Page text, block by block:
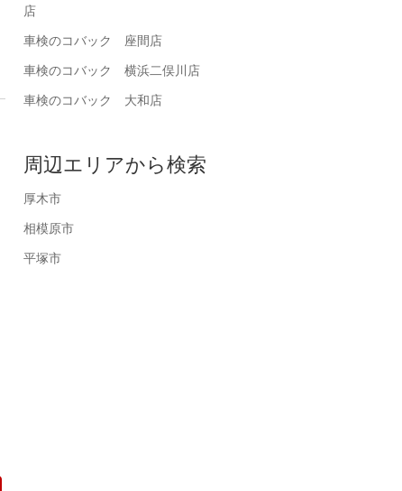
店
車検のコバック 座間店
車検のコバック 横浜二俣川店
車検のコバック 大和店
周辺エリアから検索
厚木市
相模原市
平塚市